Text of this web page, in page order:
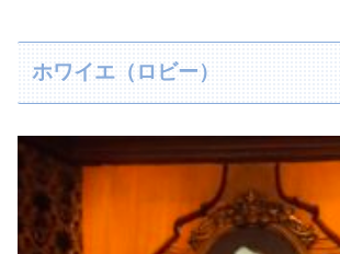
ホワイエ（ロビー）